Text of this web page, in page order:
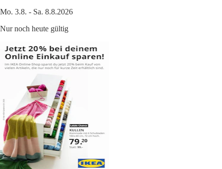
Mo. 3.8. - Sa. 8.8.2026
Nur noch heute gültig